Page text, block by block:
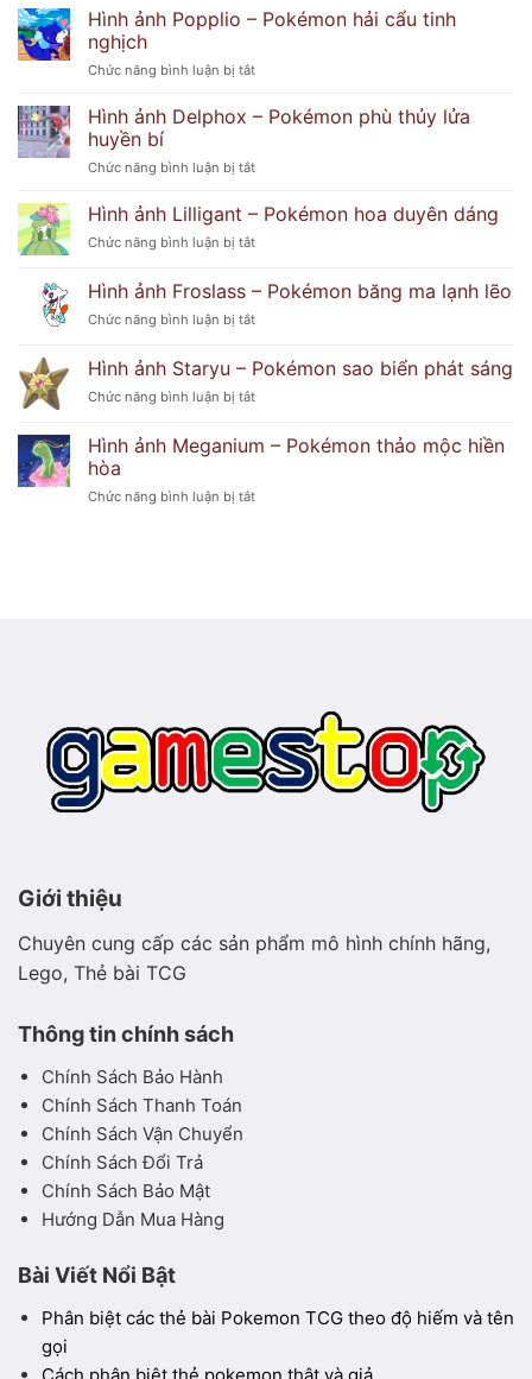
Dễ
Bí
ảnh
Lusamine
thần
đoán
Hình ảnh Popplio – Pokémon hải cẩu tinh
nghịch
Chức năng bình luận bị tắtở
ảnh
Popplio
Pokémon
cẩu
nghịch
Hình ảnh Delphox – Pokémon phù thủy lửa
huyền bí
Chức năng bình luận bị tắtở
ảnh
Delphox
–
phù
lửa
bí
Hình ảnh Lilligant – Pokémon hoa duyên dáng
Chức năng bình luận bị tắtở
ảnh
Lilligant
–
hoa
dáng
Hình ảnh Froslass – Pokémon băng ma lạnh lẽo
Chức năng bình luận bị tắtở
ảnh
Froslass
–
băng
lẽo
Hình ảnh Staryu – Pokémon sao biển phát sáng
Chức năng bình luận bị tắtở
Staryu
Pokémon
Hình ảnh Meganium – Pokémon thảo mộc hiền
hòa
Chức năng bình luận bị tắtở
Giới thiệu
Chuyên cung cấp các sản phẩm mô hình chính hãng,
Lego, Thẻ bài TCG
Thông tin chính sách
Chính Sách Bảo Hành
Chính Sách Thanh Toán
Chính Sách Vận Chuyển
Chính Sách Đổi Trả
Chính Sách Bảo Mật
Hướng Dẫn Mua Hàng
Bài Viết Nổi Bật
Phân biệt các thẻ bài Pokemon TCG theo độ hiếm và tên
gọi